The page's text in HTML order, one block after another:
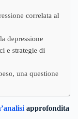
correlata al
depressione
e strategie di
una questione
approfondita